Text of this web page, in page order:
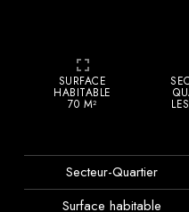
fullscreen
SURFACE
HABITABLE
70 M²
Secteur-Quartier
Surface habitable